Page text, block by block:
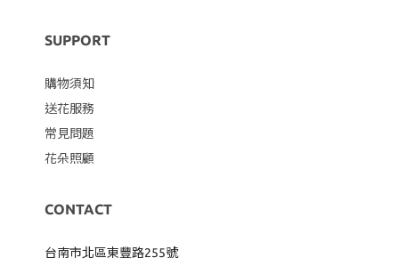
SUPPORT
購物須知
送花服務
常見問題
花朵照顧
CONTACT
台南市北區東豐路255號